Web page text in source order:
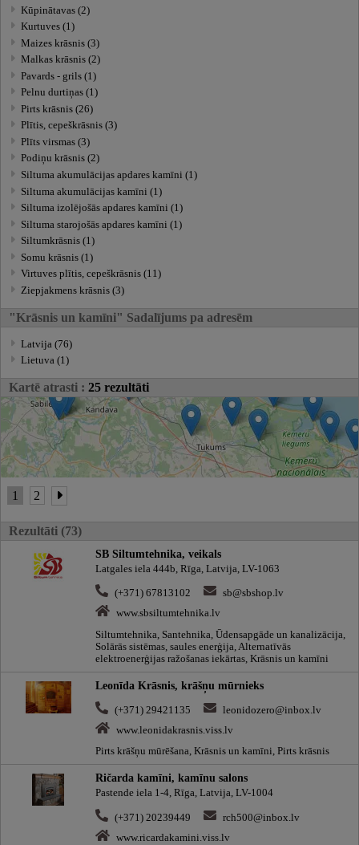
Kūpinātavas (2)
Kurtuves (1)
Maizes krāsnis (3)
Malkas krāsnis (2)
Pavards - grils (1)
Pelnu durtiņas (1)
Pirts krāsnis (26)
Plītis, cepeškrāsnis (3)
Plīts virsmas (3)
Podiņu krāsnis (2)
Siltuma akumulācijas apdares kamīni (1)
Siltuma akumulācijas kamīni (1)
Siltuma izolējošās apdares kamīni (1)
Siltuma starojošās apdares kamīni (1)
Siltumkrāsnis (1)
Somu krāsnis (1)
Virtuves plītis, cepeškrāsnis (11)
Ziepjakmens krāsnis (3)
"Krāsnis un kamīni" Sadalījums pa adresēm
Latvija (76)
Lietuva (1)
Kartē atrasti : 25 rezultāti
1 2
Rezultāti (73)
SB Siltumtehnika, veikals
Latgales iela 444b, Rīga, Latvija, LV-1063
(+371) 67813102
sb@sbshop.lv
www.sbsiltumtehnika.lv
Siltumtehnika, Santehnika, Ūdensapgāde un kanalizācija,
Solārās sistēmas, saules enerģija, Alternatīvās
elektroenerģijas ražošanas iekārtas, Krāsnis un kamīni
Leonīda Krāsnis, krāšņu mūrnieks
(+371) 29421135
leonidozero@inbox.lv
www.leonidakrasnis.viss.lv
Pirts krāšņu mūrēšana, Krāsnis un kamīni, Pirts krāsnis
Ričarda kamīni, kamīnu salons
Pastende iela 1-4, Rīga, Latvija, LV-1004
(+371) 20239449
rch500@inbox.lv
www.ricardakamini.viss.lv